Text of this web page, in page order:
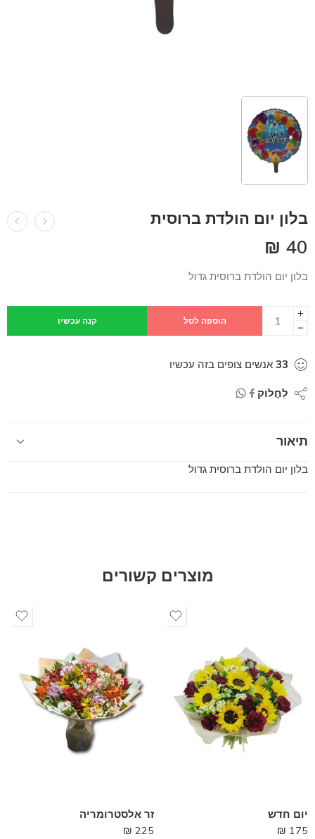
בלון יום הולדת ברוסית
40
₪
בלון יום הולדת ברוסית גדול
הוספה לסל קנה עכשיו
33 אנשים צופים בזה עכשיו
לַחֲלוֹק
תיאור
בלון יום הולדת ברוסית גדול
מוצרים קשורים
יום חדש
175
₪
זר אלסטרומריה
225
₪